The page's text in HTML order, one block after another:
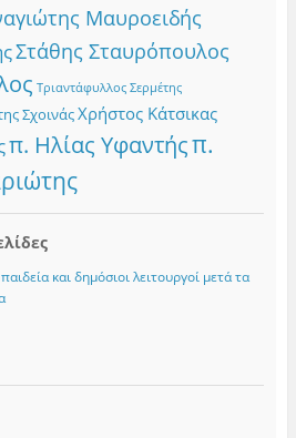
Μαυροειδής
Στάθης Σταυρόπουλος
Τριαντάφυλλος Σερμέτης
ΣχοινάςΧρήστος Κάτσικας
π. Ηλίας Υφαντήςπ.
και δημόσιοι λειτουργοί μετά τα